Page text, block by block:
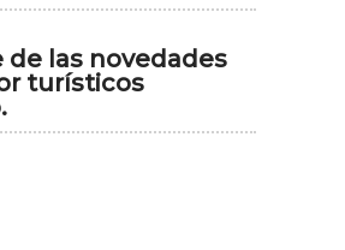
de las novedades
turísticos